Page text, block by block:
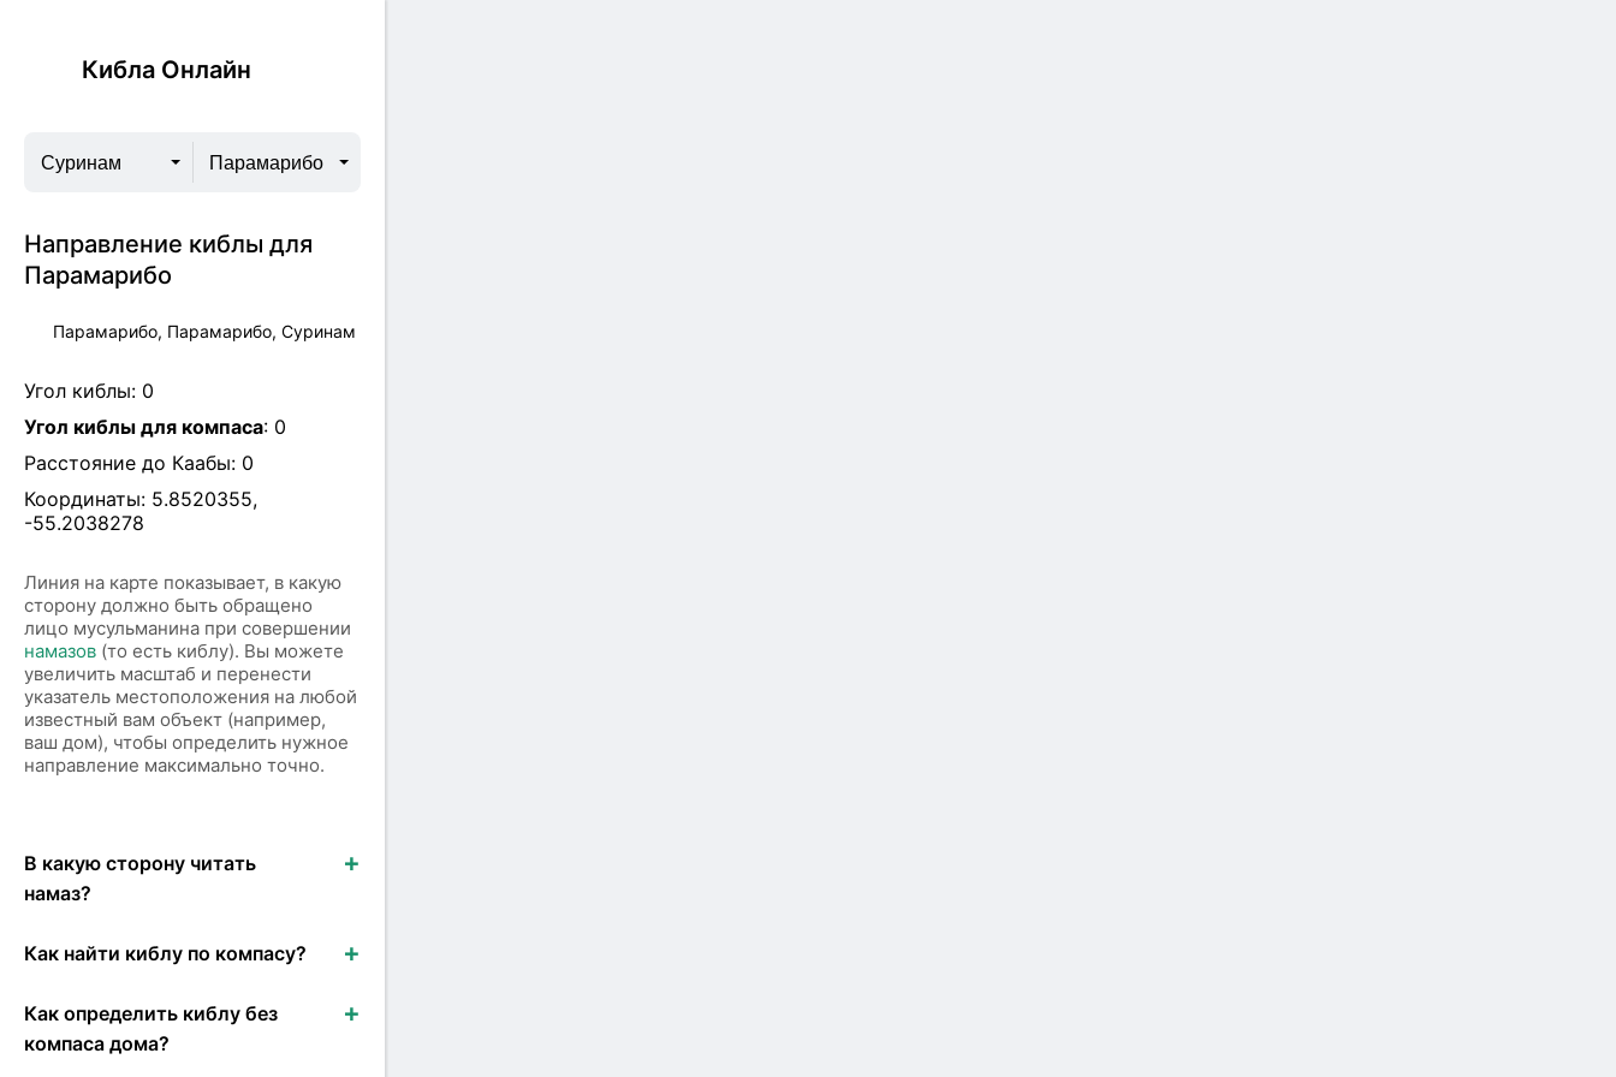
Кибла Онлайн
Суринам Парамарибо
Направление киблы для
Парамарибо
Парамарибо, Парамарибо, Суринам
Угол киблы: 0
Угол киблы для компаса: 0
Расстояние до Каабы: 0
Координаты: 5.8520355,
-55.2038278
Линия на карте показывает, в какую
сторону должно быть обращено
лицо мусульманина при совершении
намазов (то есть киблу). Вы можете
увеличить масштаб и перенести
указатель местоположения на любой
известный вам объект (например,
ваш дом), чтобы определить нужное
направление максимально точно.
В какую сторону читать
намаз?
Как найти киблу по компасу?
Как определить киблу без
компаса дома?